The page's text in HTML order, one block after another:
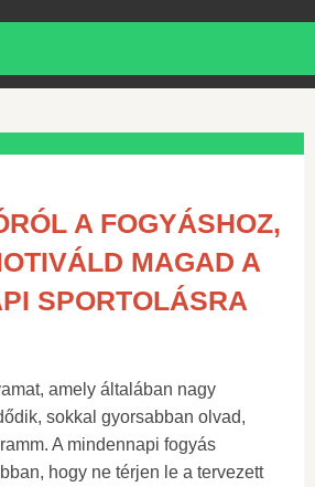
A FOGYÁSHOZ,
MAGAD A
SPORTOLÁSRA
amely általában nagy
sokkal gyorsabban olvad,
A mindennapi fogyás
hogy ne térjen le a tervezett